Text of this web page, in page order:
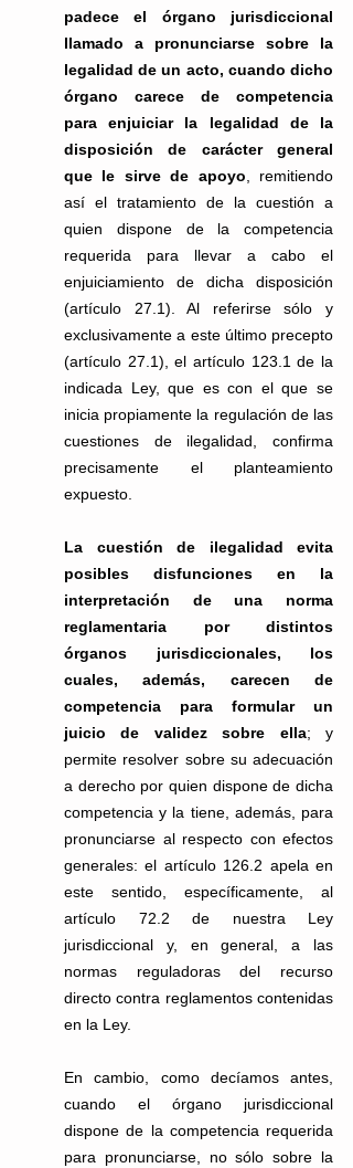
padece el órgano jurisdiccional
llamado a pronunciarse sobre la
legalidad de un acto, cuando dicho
órgano carece de competencia
para enjuiciar la legalidad de la
disposición de carácter general
que le sirve de apoyo , remitiendo
así el tratamiento de la cuestión a
quien dispone de la competencia
requerida para llevar a cabo el
enjuiciamiento de dicha disposición
(artículo 27.1). Al referirse sólo y
exclusivamente a este último precepto
(artículo 27.1), el artículo 123.1 de la
indicada Ley, que es con el que se
inicia propiamente la regulación de las
cuestiones de ilegalidad, confirma
precisamente el planteamiento
expuesto.
La cuestión de ilegalidad evita
posibles disfunciones en la
interpretación de una norma
reglamentaria por distintos
órganos jurisdiccionales, los
cuales, además, carecen de
competencia para formular un
juicio de validez sobre ella; y
permite resolver sobre su adecuación
a derecho por quien dispone de dicha
competencia y la tiene, además, para
pronunciarse al respecto con efectos
generales: el artículo 126.2 apela en
este sentido, específicamente, al
artículo 72.2 de nuestra Ley
jurisdiccional y, en general, a las
normas reguladoras del recurso
directo contra reglamentos contenidas
en la Ley.
En cambio, como decíamos antes,
cuando el órgano jurisdiccional
dispone de la competencia requerida
para pronunciarse, no sólo sobre la